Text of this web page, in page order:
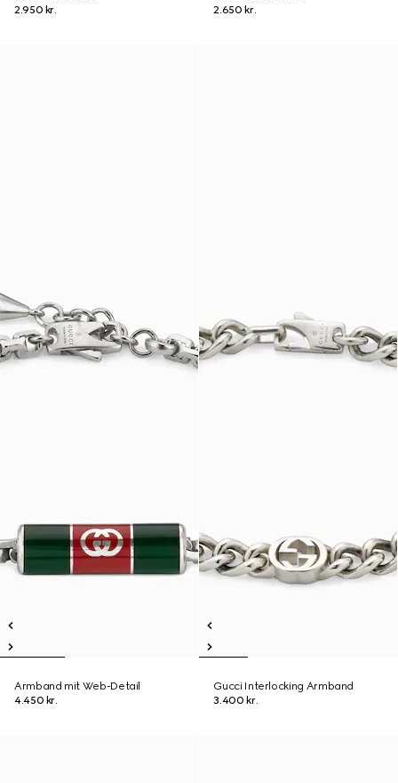
2.950 kr.
2.650 kr.
Armband mit Web-Detail
4.450 kr.
Gucci Interlocking Armband
3.400 kr.